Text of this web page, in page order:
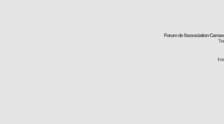
Forum de l'association